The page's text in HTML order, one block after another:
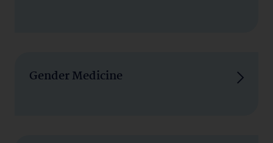
Gender Medicine